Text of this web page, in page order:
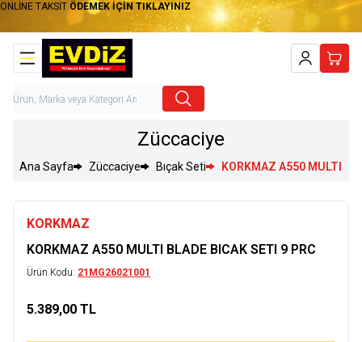
ONLİNE TAKSİT ÖDEMEK İÇİN TIKLAYINIZ
Hesabım
Züccaciye
Ana Sayfa Züccaciye Bıçak Seti KORKMAZ A550 MULTI
KORKMAZ
KORKMAZ A550 MULTI BLADE BICAK SETI 9 PRC
Ürün Kodu: 21MG26021001
5.389,00 TL